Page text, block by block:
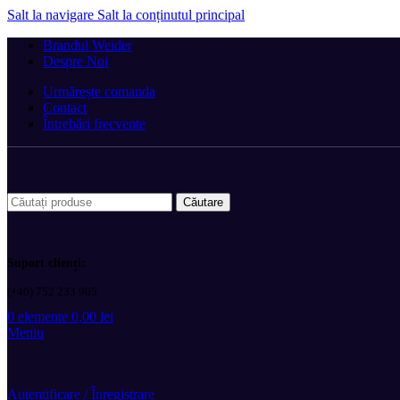
Salt la navigare Salt la conținutul principal
Brandul Weider
Despre Noi
Urmărește comanda
Contact
Întrebări frecvente
Căutare
Suport clienți:
(+40) 752 233 905
0 elemente 0,00 lei
Meniu
Autentificare / Înregistrare